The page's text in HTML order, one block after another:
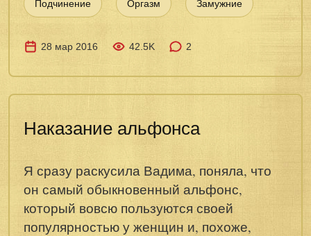
Подчинение Оргазм Замужние
28 мар 2016 42.5K 2
Наказание альфонса
Я сразу раскусила Вадима, поняла, что
он самый обыкновенный альфонс,
который вовсю пользуются своей
популярностью у женщин и, похоже,